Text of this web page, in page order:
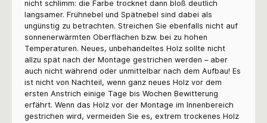
nicht schlimm: die Farbe trocknet dann bloß deutlich
langsamer. Frühnebel und Spätnebel sind dabei als
ungünstig zu betrachten. Streichen Sie ebenfalls nicht auf
sonnenerwärmten Oberflächen bzw. bei zu hohen
Temperaturen. Neues, unbehandeltes Holz sollte nicht
allzu spät nach der Montage gestrichen werden – aber
auch nicht während oder unmittelbar nach dem Aufbau! Es
ist nicht von Nachteil, wenn ganz neues Holz vor dem
ersten Anstrich einige Tage bis Wochen Bewitterung
erfährt. Wenn das Holz vor der Montage im Innenbereich
gestrichen wird, vermeiden Sie es, extrem trockenes Holz